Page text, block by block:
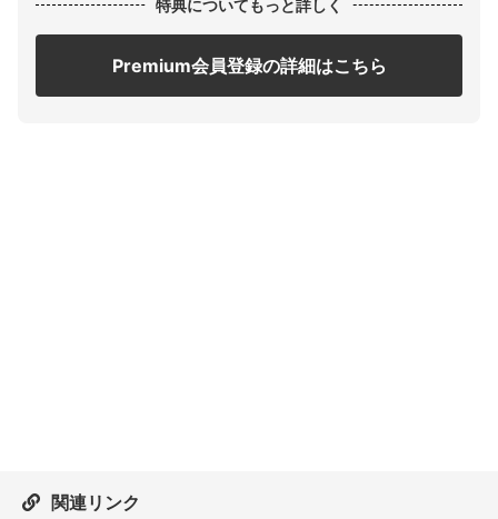
特典についてもっと詳しく
Premium会員登録の詳細はこちら
関連リンク